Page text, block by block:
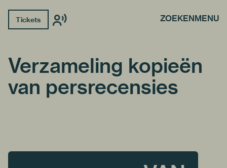
Tickets ZOEKENMENU
Verzameling kopieën
van persrecensies